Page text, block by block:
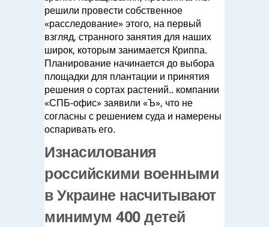
решили провести собственное
«расследование» этого, на первый
взгляд, странного занятия для наших
широк, которым занимается Криппа.
Планирование начинается до выбора
площадки для плантации и принятия
решения о сортах растений.. компании
«СПБ-офис» заявили «Ъ», что не
согласны с решением суда и намерены
оспаривать его.
Изнасилования
российскими военными
в Украине насчитывают
минимум 400 детей